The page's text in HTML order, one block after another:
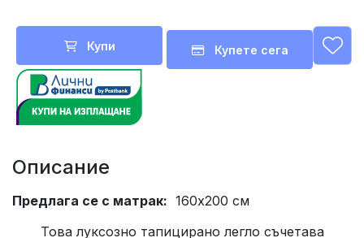
Купи Купете сега
Описание
Предлага се с матрак: 160x200 см
Това луксозно тапицирано легло съчетава